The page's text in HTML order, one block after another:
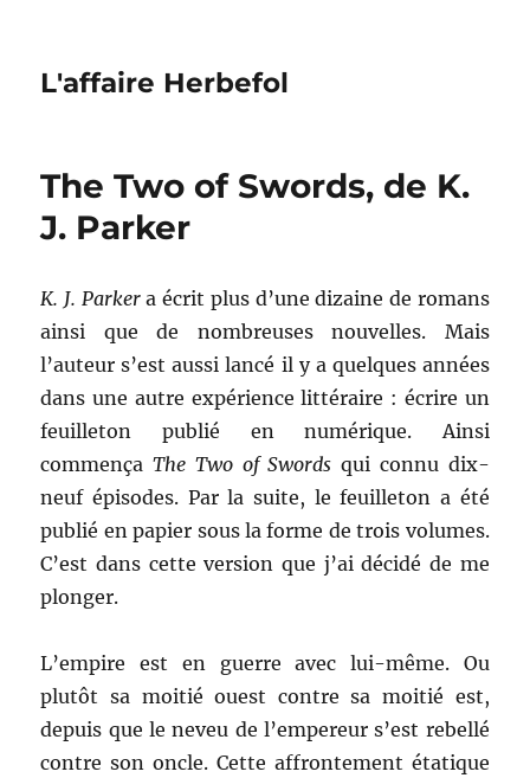
L'affaire Herbefol
The Two of Swords, de K.
J. Parker
K. J. Parkera écrit plus d’une dizaine de romans
ainsi que de nombreuses nouvelles. Mais
l’auteur s’est aussi lancé il y a quelques années
dans une autre expérience littéraire : écrire un
feuilleton publié en numérique. Ainsi
commençaThe Two of Swords qui connu dix-
neuf épisodes. Par la suite, le feuilleton a été
publié en papier sous la forme de trois volumes.
C’est dans cette version que j’ai décidé de me
plonger.
L’empire est en guerre avec lui-même. Ou
plutôt sa moitié ouest contre sa moitié est,
depuis que le neveu de l’empereur s’est rebellé
contre son oncle. Cette affrontement étatique